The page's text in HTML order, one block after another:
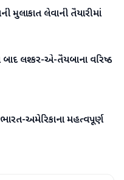
મુલાકાત લેવાની તૈયારીમાં
લશ્કર-એ-તૈયબાના વરિષ્ઠ
અમેરિકાના મહત્વપૂર્ણ